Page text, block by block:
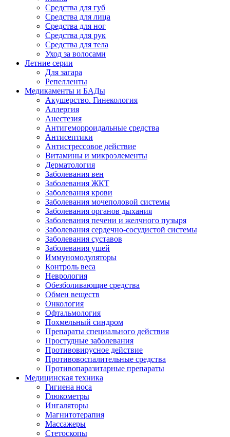
Средства для губ
Средства для лица
Средства для ног
Средства для рук
Средства для тела
Уход за волосами
Летние серии
Для загара
Репелленты
Медикаменты и БАДы
Акушерство. Гинекология
Аллергия
Анестезия
Антигеморроидальные средства
Антисептики
Антистрессовое действие
Витамины и микроэлементы
Дерматология
Заболевания вен
Заболевания ЖКТ
Заболевания крови
Заболевания мочеполовой системы
Заболевания органов дыхания
Заболевания печени и желчного пузыря
Заболевания сердечно-сосудистой системы
Заболевания суставов
Заболевания ушей
Иммуномодуляторы
Контроль веса
Неврология
Обезболивающие средства
Обмен веществ
Онкология
Офтальмология
Похмельный синдром
Препараты специального действия
Простудные заболевания
Противовирусное действие
Противовоспалительные средства
Противопаразитарные препараты
Медицинская техника
Гигиена носа
Глюкометры
Ингаляторы
Магнитотерапия
Массажеры
Стетоскопы